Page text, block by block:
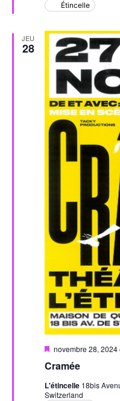
Étincelle
JEU
28
Cramée
Mis
avant
novembre 28, 2024
L'étincelle 18bis
Switzerland